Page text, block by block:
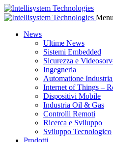
News
Ultime News
Sistemi Embedded
Sicurezza e
Ingegneria
Automatione
Internet of Things –
Dispositivi Mobile
Industria Oil & Gas
Controlli Remoti
Ricerca e Sviluppo
Sviluppo Tecnologico
Prodotti